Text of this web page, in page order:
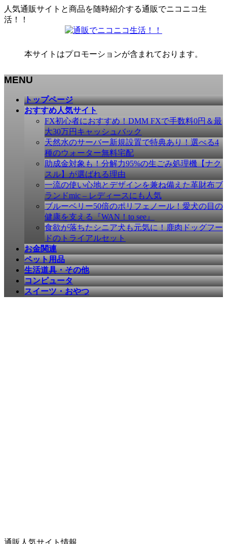
人気通販サイトと商品を随時紹介する通販でニコニコ生
活！！
本サイトはプロモーションが含まれております。
MENU
トップページ
おすすめ人気サイト
FX初心者におすすめ！DMM FXで手数料0円＆最
大30万円キャッシュバック
天然水のサーバー新規設置で特典あり！選べる4
種のウォーター無料宅配
助成金対象も！分解力95%の生ごみ処理機【ナク
スル】が選ばれる理由
一流の使い心地とデザインを兼ね備えた革財布ブ
ランドmic – レディースにも人気
ブルーベリー50倍のポリフェノール！愛犬の目の
健康を支える『WAN！to see』
食欲が落ちたシニア犬も元気に！鹿肉ドッグフー
ドのトライアルセット
お金関連
ペット用品
生活道具・その他
コンピュータ
スイーツ・おやつ